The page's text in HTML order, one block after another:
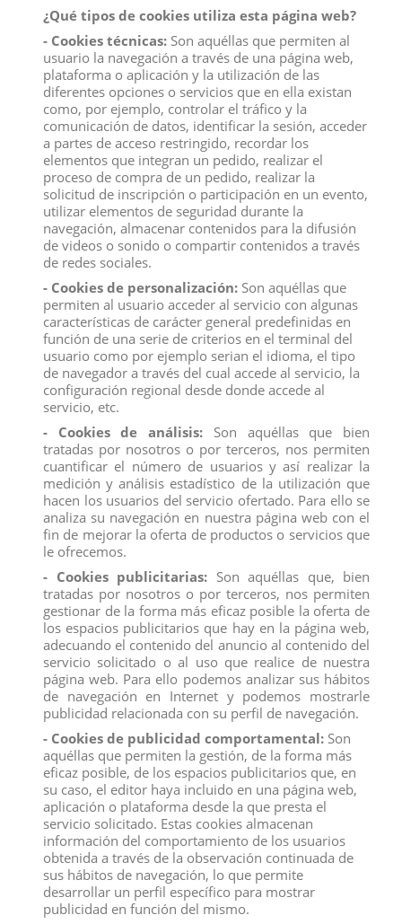
SAKURA DE COMANSI
Marca: Comansi
Referencia 90342
¡Atención, fanáticos de Naruto! Comansi
enorgullece en presentar una nueva figura
Sakuraque capturará el corazón de todos los
seguidores del anime.
Características Principales:
Altura:9,7 cm, ideal para colocar en cualquier
lugar.
¡Hazte con el resto de los personaje y disfruta
recreando las escenas más emblemáticas del anime!
Producto no recomendado para menores de 4 años.
Descripción
Detalles del producto
Reviews(0)
¡Atención, fanáticos de Naruto!Comansise
enorgullece en presentar una nueva figura
Sakuraque capturará el corazón de todos los
seguidores del anime.
Características Principales:
Altura:9,7 cm, ideal para colocar en cualquier
lugar.
¡Hazte con el resto de los personaje y disfruta
recreando las escenas más emblemáticas del anime!
Producto no recomendado para menores de 4 años.
Calificación
Comentarios (0)
No hay reseñas de clientes en este momento.
¿Qué tipos de cookies utiliza esta página web?
- Cookies técnicas: Son aquéllas que permiten al
usuario la navegación a través de una página web,
plataforma o aplicación y la utilización de las
diferentes opciones o servicios que en ella existan
como, por ejemplo, controlar el tráfico y la
comunicación de datos, identificar la sesión, acceder
a partes de acceso restringido, recordar los
elementos que integran un pedido, realizar el
proceso de compra de un pedido, realizar la
solicitud de inscripción o participación en un evento,
utilizar elementos de seguridad durante la
navegación, almacenar contenidos para la difusión
de videos o sonido o compartir contenidos a través
de redes sociales.
- Cookies de personalización: Son aquéllas que
permiten al usuario acceder al servicio con algunas
características de carácter general predefinidas en
función de una serie de criterios en el terminal del
usuario como por ejemplo serian el idioma, el tipo
de navegador a través del cual accede al servicio, la
configuración regional desde donde accede al
servicio, etc.
- Cookies de análisis: Son aquéllas que bien
tratadas por nosotros o por terceros, nos permiten
cuantificar el número de usuarios y así realizar la
medición y análisis estadístico de la utilización que
hacen los usuarios del servicio ofertado. Para ello se
analiza su navegación en nuestra página web con el
fin de mejorar la oferta de productos o servicios que
le ofrecemos.
- Cookies publicitarias: Son aquéllas que, bien
tratadas por nosotros o por terceros, nos permiten
gestionar de la forma más eficaz posible la oferta de
los espacios publicitarios que hay en la página web,
adecuando el contenido del anuncio al contenido del
servicio solicitado o al uso que realice de nuestra
página web. Para ello podemos analizar sus hábitos
de navegación en Internet y podemos mostrarle
publicidad relacionada con su perfil de navegación.
- Cookies de publicidad comportamental: Son
aquéllas que permiten la gestión, de la forma más
eficaz posible, de los espacios publicitarios que, en
su caso, el editor haya incluido en una página web,
aplicación o plataforma desde la que presta el
servicio solicitado. Estas cookies almacenan
información del comportamiento de los usuarios
obtenida a través de la observación continuada de
sus hábitos de navegación, lo que permite
desarrollar un perfil específico para mostrar
publicidad en función del mismo.